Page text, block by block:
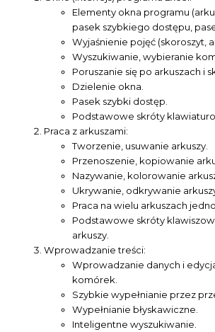
Elementy okna programu
pasek szybkiego dostępu,
Wyjaśnienie pojęć (skoroszyt,
Wyszukiwanie, wybieranie
Poruszanie się po arkuszach i
Dzielenie okna.
Pasek szybki dostęp.
Podstawowe skróty
Praca z arkuszami:
Tworzenie, usuwanie arkuszy.
Przenoszenie, kopiowanie
Nazywanie, kolorowanie
Ukrywanie, odkrywanie
Praca na wielu arkuszach
Podstawowe skróty
arkuszy.
Wprowadzanie treści:
Wprowadzanie danych i
komórek.
Szybkie wypełnianie przez
Wypełnianie błyskawiczne.
Inteligentne wyszukiwanie.